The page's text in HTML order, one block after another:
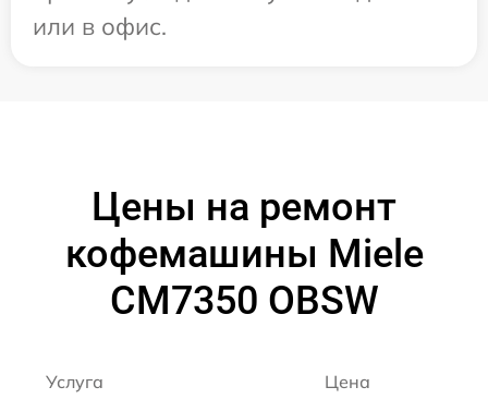
или в офис.
Цены на ремонт
кофемашины Miele
CM7350 OBSW
Услуга Цена